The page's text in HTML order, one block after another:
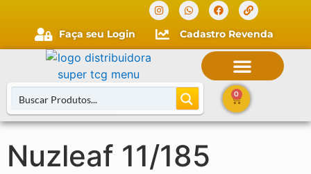
Faça seu Login Cadastro Revenda
0
Nuzleaf 11/185